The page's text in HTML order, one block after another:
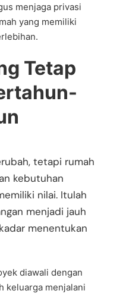
menjaga privasi
yang memiliki
Tetap
tetapi rumah
kebutuhan
nilai. Itulah
menjadi jauh
menentukan
diawali dengan
keluarga menjalani